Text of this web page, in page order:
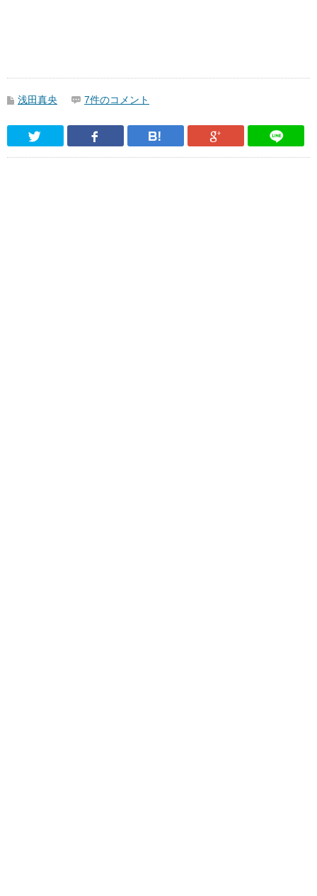
浅田真央 7件のコメント
Twitter Facebook はてなブックマーク
Google